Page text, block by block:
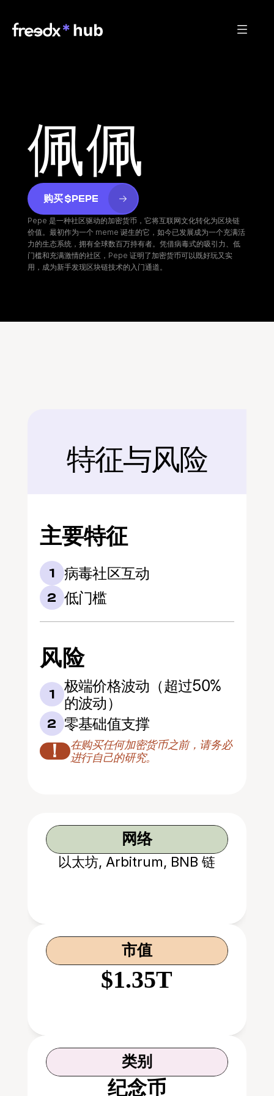
佩佩
购买 $PEPE
Pepe 是一种社区驱动的加密货币，它将互联网文化转化为区块链
价值。最初作为一个 meme 诞生的它，如今已发展成为一个充满活
力的生态系统，拥有全球数百万持有者。凭借病毒式的吸引力、低
门槛和充满激情的社区，Pepe 证明了加密货币可以既好玩又实
用，成为新手发现区块链技术的入门通道。
后面
特征与风险
主要特征
1 病毒社区互动
2 低门槛
风险
1
极端价格波动（超过50%
的波动）
2 零基础值支撑
！
在购买任何加密货币之前，请务必
进行自己的研究。
网络
以太坊, Arbitrum, BNB 链
市值
$1.35T
类别
纪念币